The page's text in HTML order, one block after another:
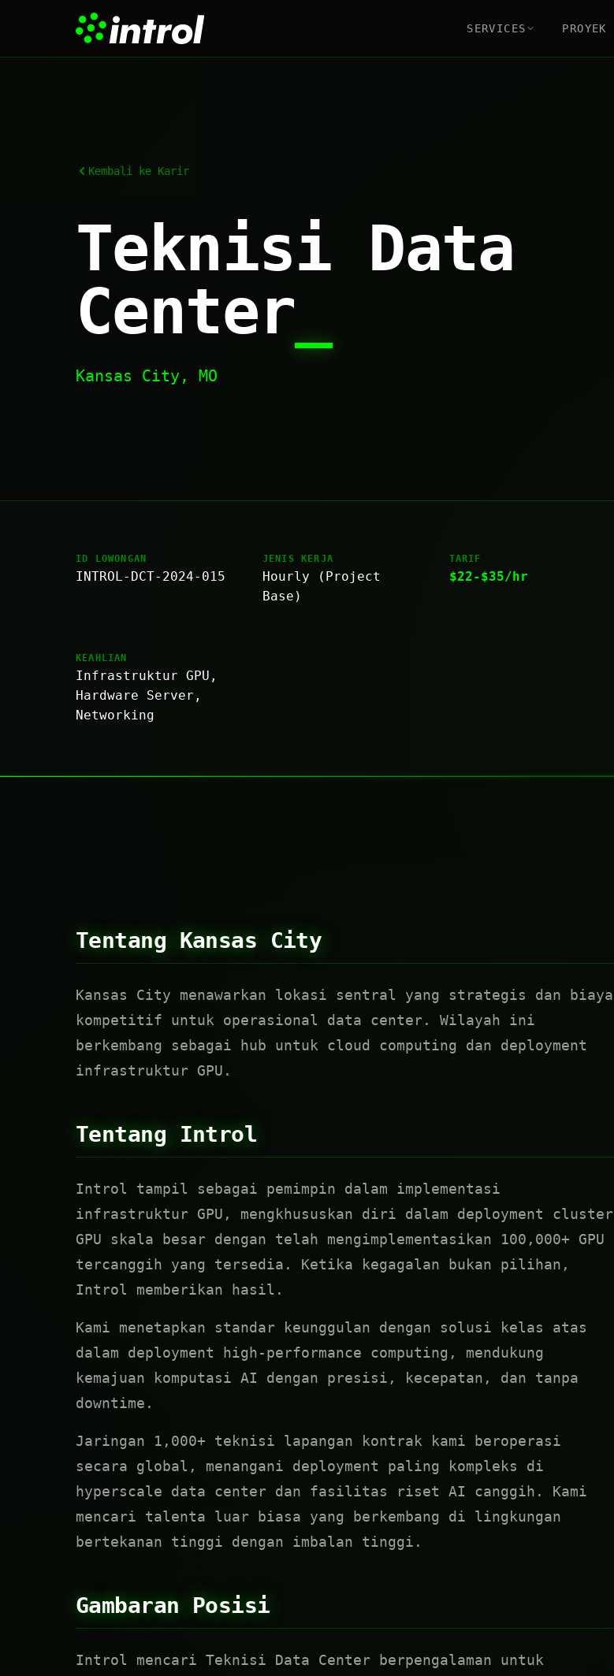
SERVICES PROYEK
Kembali ke Karir
Teknisi Data
Center
Kansas City, MO
ID LOWONGAN
INTROL-DCT-2024-015
JENIS KERJA
Hourly (Project
Base)
TARIF
$22-$35/hr
KEAHLIAN
Infrastruktur GPU,
Hardware Server,
Networking
Tentang Kansas City
Kansas City menawarkan lokasi sentral yang strategis dan biaya
kompetitif untuk operasional data center. Wilayah ini
berkembang sebagai hub untuk cloud computing dan deployment
infrastruktur GPU.
Tentang Introl
Introl tampil sebagai pemimpin dalam implementasi
infrastruktur GPU, mengkhususkan diri dalam deployment cluster
GPU skala besar dengan telah mengimplementasikan 100,000+ GPU
tercanggih yang tersedia. Ketika kegagalan bukan pilihan,
Introl memberikan hasil.
Kami menetapkan standar keunggulan dengan solusi kelas atas
dalam deployment high-performance computing, mendukung
kemajuan komputasi AI dengan presisi, kecepatan, dan tanpa
downtime.
Jaringan 1,000+ teknisi lapangan kontrak kami beroperasi
secara global, menangani deployment paling kompleks di
hyperscale data center dan fasilitas riset AI canggih. Kami
mencari talenta luar biasa yang berkembang di lingkungan
bertekanan tinggi dengan imbalan tinggi.
Gambaran Posisi
Introl mencari Teknisi Data Center berpengalaman untuk